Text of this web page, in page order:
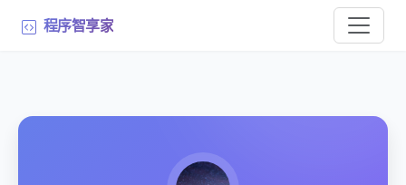
程序智享家